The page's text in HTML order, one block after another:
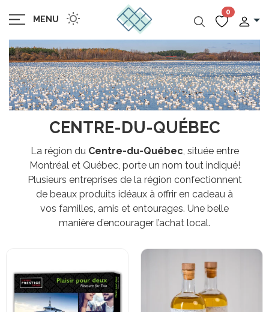
MENU
0
CENTRE-DU-QUÉBEC
La région du Centre-du-Québec , située entre
Montréal et Québec, porte un nom tout indiqué!
Plusieurs entreprises de la région confectionnent
de beaux produits idéaux à offrir en cadeau à
vos familles, amis et entourages. Une belle
manière d’encourager l’achat local.